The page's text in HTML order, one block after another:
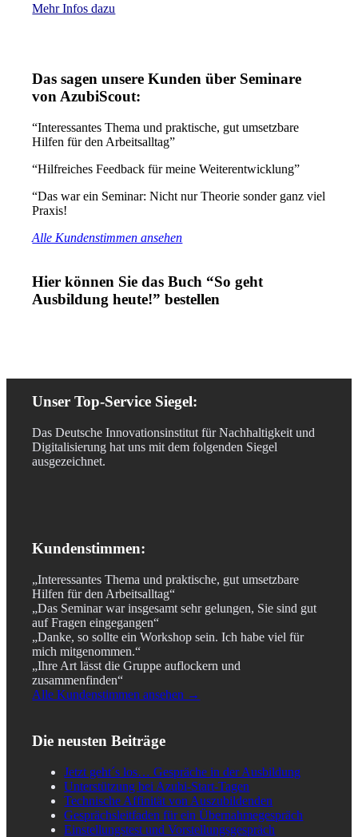
Mehr Infos dazu
Das sagen unsere Kunden über Seminare
von AzubiScout:
“Interessantes Thema und praktische, gut umsetzbare
Hilfen für den Arbeitsalltag”
“Hilfreiches Feedback für meine Weiterentwicklung”
“Das war ein Seminar: Nicht nur Theorie sonder ganz viel
Praxis!
Alle Kundenstimmen ansehen
Hier können Sie das Buch “So geht
Ausbildung heute!” bestellen
Unser Top-Service Siegel:
Das Deutsche Innovationsinstitut für Nachhaltigkeit und
Digitalisierung hat uns mit dem folgenden Siegel
ausgezeichnet.
Kundenstimmen:
„Interessantes Thema und praktische, gut umsetzbare
Hilfen für den Arbeitsalltag“
„Das Seminar war insgesamt sehr gelungen, Sie sind gut
auf Fragen eingegangen“
„Danke, so sollte ein Workshop sein. Ich habe viel für
mich mitgenommen.“
„Ihre Art lässt die Gruppe auflockern und
zusammenfinden“
Alle Kundenstimmen ansehen →
Die neusten Beiträge
Jetzt geht´s los… Gespräche in der Ausbildung
Unterstützung bei Azubi-Start-Tagen
Technische Affinität von Auszubildenden
Gesprächsleitfaden für ein Übernahmegespräch
Einstellungstest und Vorstellungsgespräch